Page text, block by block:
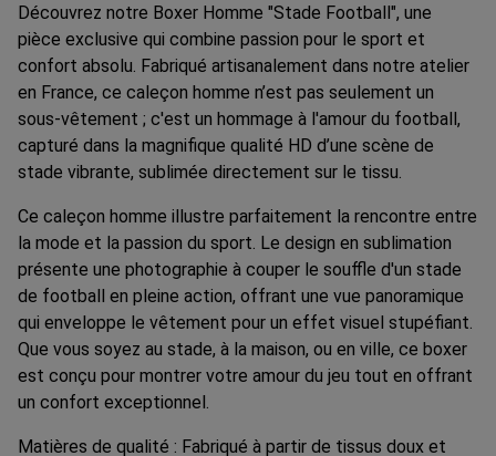
Découvrez notre Boxer Homme "Stade Football", une
pièce exclusive qui combine passion pour le sport et
confort absolu. Fabriqué artisanalement dans notre atelier
en France, ce caleçon homme n’est pas seulement un
sous-vêtement ; c'est un hommage à l'amour du football,
capturé dans la magnifique qualité HD d’une scène de
stade vibrante, sublimée directement sur le tissu.
Ce caleçon homme illustre parfaitement la rencontre entre
la mode et la passion du sport. Le design en sublimation
présente une photographie à couper le souffle d'un stade
de football en pleine action, offrant une vue panoramique
qui enveloppe le vêtement pour un effet visuel stupéfiant.
Que vous soyez au stade, à la maison, ou en ville, ce boxer
est conçu pour montrer votre amour du jeu tout en offrant
un confort exceptionnel.
Matières de qualité : Fabriqué à partir de tissus doux et